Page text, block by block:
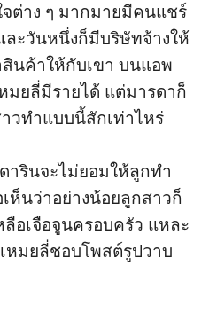
ต่าง ๆ มากมายมีคนแชร์
ละวันหนึ่งก็มีบริษัทจ้างให้
นค้าให้กับเขา บนแอพ
มยลี่มีรายได้ แต่มารดาก็
วทำแบบนี้สักเท่าไหร่
ารินจะไม่ยอมให้ลูกทำ
ห็นว่าอย่างน้อยลูกสาวก็
อเจือจูนครอบครัว แหละ
หมยลี่ชอบโพสต์รูปวาบ